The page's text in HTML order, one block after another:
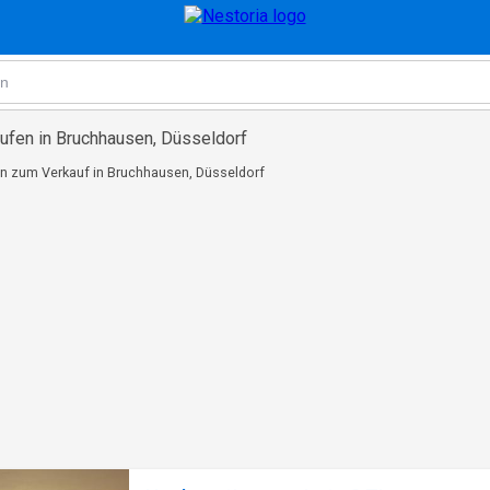
in Bruchhausen, Düsseldorf
zum Verkauf in Bruchhausen, Düsseldorf